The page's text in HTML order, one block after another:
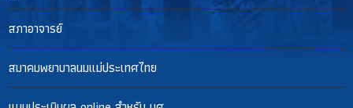
สภาอาจารย์
สมาคมพยาบาลนมแม่ประเทศไทย